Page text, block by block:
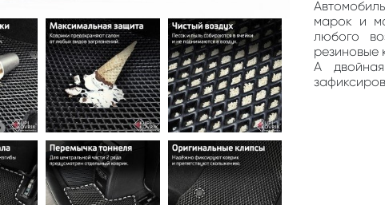
марок и
любого
резиновые
А